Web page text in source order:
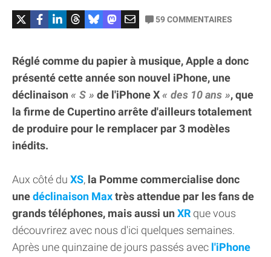
59COMMENTAIRES
Réglé comme du papier à musique, Apple a donc
présenté cette année son nouvel iPhone, une
déclinaison
S de l'iPhone X des 10 ans
, que
la firme de Cupertino arrête d'ailleurs totalement
de produire pour le remplacer par 3 modèles
inédits.
Aux côté du XS, la Pomme commercialise donc
unedéclinaison Maxtrès attendue par les fans de
grands téléphones, mais aussi un XR que vous
découvrirez avec nous d'ici quelques semaines.
Après une quinzaine de jours passés avec l'iPhone